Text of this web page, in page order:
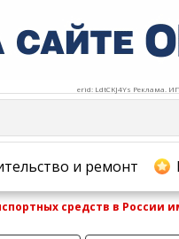
erid: LdtCKJ4Ys Реклама.
и ремонт
средств в России